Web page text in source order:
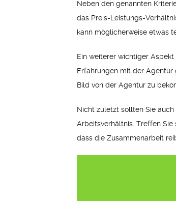
Neben den genannten
das Preis-Leistungs-
kann möglicherweise etwas
Ein weiterer wichtiger
Erfahrungen mit der Agentur
Bild von der Agentur zu
Nicht zuletzt sollten Sie
Arbeitsverhältnis. Treffen
dass die Zusammenarbeit